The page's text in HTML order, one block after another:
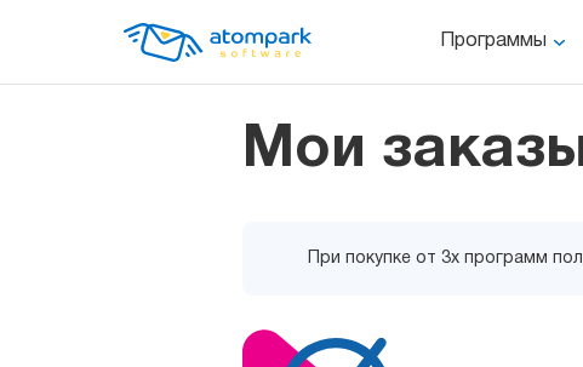
Программы
Мои
При покупке от 3х программ